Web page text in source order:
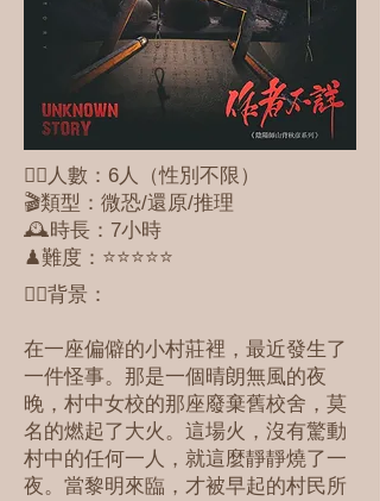
🕵🏻人數：6人（性別不限）
🎬類型：微恐/還原/推理
🕰時長：7小時
♟難度：⭐️⭐⭐⭐⭐
✍🏽背景：
在一座偏僻的小村莊裡，最近發生了
一件怪事。那是一個晴朗無風的夜
晚，村中女校的那座廢棄舊校舍，莫
名的燃起了大火。這場火，沒有驚動
村中的任何一人，就這麼靜靜燒了一
夜。當黎明來臨，才被早起的村民所